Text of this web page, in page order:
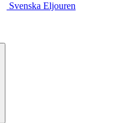
Svenska Eljouren